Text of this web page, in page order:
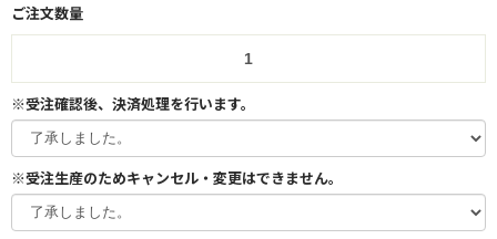
ご注文数量
※受注確認後、決済処理を行います。
※受注生産のためキャンセル・変更はできません。